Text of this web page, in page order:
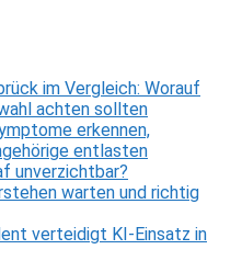
im Vergleich: Worauf
achten sollten
erkennen,
entlasten
unverzichtbar?
warten und richtig
verteidigt KI-Einsatz in